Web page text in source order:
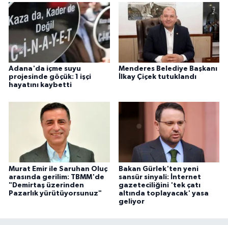
Adana'da içme suyu
projesinde göçük: 1 işçi
hayatını kaybetti
Menderes Belediye Başkanı
İlkay Çiçek tutuklandı
Murat Emir ile Saruhan Oluç
arasında gerilim: TBMM'de
"Demirtaş üzerinden
Pazarlık yürütüyorsunuz"
Bakan Gürlek'ten yeni
sansür sinyali: İnternet
gazeteciliğini 'tek çatı
altında toplayacak' yasa
geliyor